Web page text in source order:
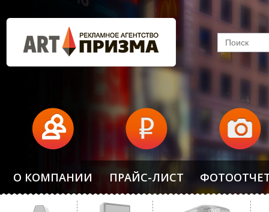
О КОМПАНИИ ПРАЙС-ЛИСТ